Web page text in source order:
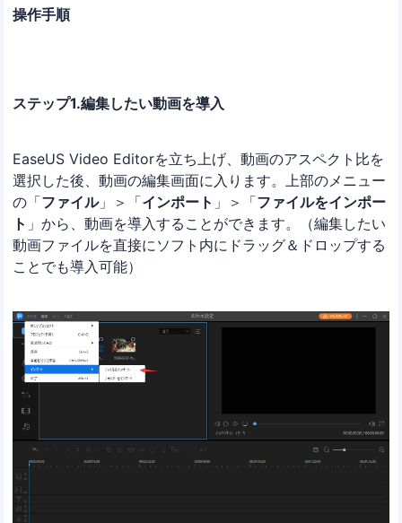
操作手順
ステップ1.編集したい動画を導入
EaseUS Video Editorを立ち上げ、動画のアスペクト比を
選択した後、動画の編集画面に入ります。上部のメニュー
の「ファイル」＞「インポート 」＞「ファイルをインポー
ト 」から、動画を導入することができます。（編集したい
動画ファイルを直接にソフト内にドラッグ＆ドロップする
ことでも導入可能）